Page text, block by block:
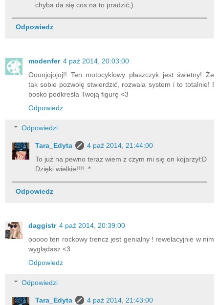
chyba da się cos na to pradzić;)
Odpowiedz
modenfer 4 paź 2014, 20:03:00
Oooojojojoj!! Ten motocyklowy płaszczyk jest świetny! Że
tak sobie pozwolę stwierdzić, rozwala system i to totalnie! I
bosko podkreśla Twoją figurę <3
Odpowiedz
Odpowiedzi
Tara_Edyta
4 paź 2014, 21:44:00
To już na pewno teraz wiem z czym mi się on kojarzył:D
Dzięki wielkie!!!! :*
Odpowiedz
daggistr 4 paź 2014, 20:39:00
ooooo ten rockowy trencz jest genialny ! rewelacyjnie w nim
wyglądasz <3
Odpowiedz
Odpowiedzi
Tara_Edyta 4 paź 2014, 21:43:00